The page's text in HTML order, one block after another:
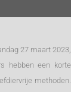
27 maart 2023,
hebben een korte
methoden.